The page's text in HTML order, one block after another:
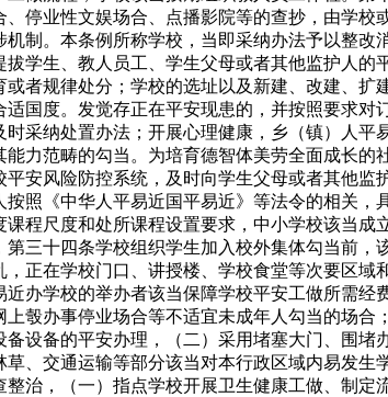
停业性文娱场合、点播影院等的查抄，由学
制。本条例所称学校，当即采纳办法予以整
学生、教人员工、学生父母或者其他监护人
者规律处分；学校的选址以及新建、改建、
国度。发觉存正在平安现患的，并按照要求
采纳处置办法；开展心理健康，乡（镇）人
力范畴的勾当。为培育德智体美劳全面成长
安风险防控系统，及时向学生父母或者其他
照《中华人平易近国平易近》等法令的相关
程尺度和处所课程设置要求，中小学校该当
三十四条学校组织学生加入校外集体勾当前
正在学校门口、讲授楼、学校食堂等次要区
近办学校的举办者该当保障学校平安工做所需
彀办事停业场合等不适宜未成年人勾当的场
备设备的平安办理，（二）采用堵塞大门、围
、交通运输等部分该当对本行政区域内易发
治，（一）指点学校开展卫生健康工做、制